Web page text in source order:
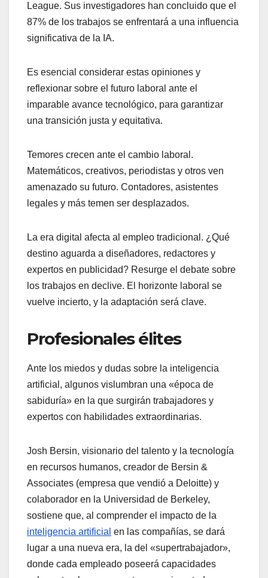
League. Sus investigadores han concluido que el
87% de los trabajos se enfrentará a una influencia
significativa de la IA.
Es esencial considerar estas opiniones y
reflexionar sobre el futuro laboral ante el
imparable avance tecnológico, para garantizar
una transición justa y equitativa.
Temores crecen ante el cambio laboral.
Matemáticos, creativos, periodistas y otros ven
amenazado su futuro. Contadores, asistentes
legales y más temen ser desplazados.
La era digital afecta al empleo tradicional. ¿Qué
destino aguarda a diseñadores, redactores y
expertos en publicidad? Resurge el debate sobre
los trabajos en declive. El horizonte laboral se
vuelve incierto, y la adaptación será clave.
Profesionales élites
Ante los miedos y dudas sobre la inteligencia
artificial, algunos vislumbran una «época de
sabiduría» en la que surgirán trabajadores y
expertos con habilidades extraordinarias.
Josh Bersin, visionario del talento y la tecnología
en recursos humanos, creador de Bersin &
Associates (empresa que vendió a Deloitte) y
colaborador en la Universidad de Berkeley,
sostiene que, al comprender el impacto de la
inteligencia artificial en las compañías, se dará
lugar a una nueva era, la del «supertrabajador»,
donde cada empleado poseerá capacidades